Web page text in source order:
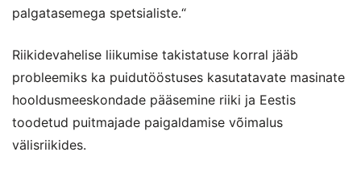
palgatasemega spetsialiste.“
Riikidevahelise liikumise takistatuse korral jääb
probleemiks ka puidutööstuses kasutatavate masinate
hooldusmeeskondade pääsemine riiki ja Eestis
toodetud puitmajade paigaldamise võimalus
välisriikides.